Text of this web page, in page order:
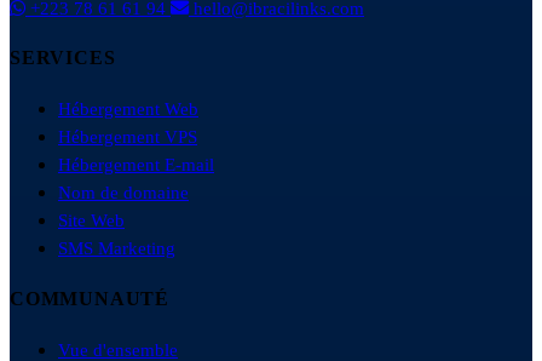
+223 78 61 61 94
hello@ibracilinks.com
SERVICES
Hébergement Web
Hébergement VPS
Hébergement E-mail
Nom de domaine
Site Web
SMS Marketing
COMMUNAUTÉ
Vue d'ensemble